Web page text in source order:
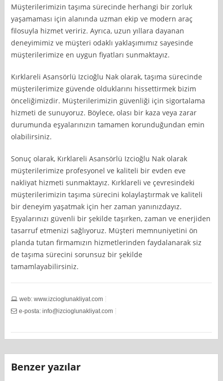
Müşterilerimizin taşıma sürecinde herhangi bir zorluk
yaşamaması için alanında uzman ekip ve modern araç
filosuyla hizmet veririz. Ayrıca, uzun yıllara dayanan
deneyimimiz ve müşteri odaklı yaklaşımımız sayesinde
müşterilerimize en uygun fiyatları sunmaktayız.
Kırklareli Asansörlü Izcioğlu Nak olarak, taşıma sürecinde
müşterilerimize güvende olduklarını hissettirmek bizim
önceliğimizdir. Müşterilerimizin güvenliği için sigortalama
hizmeti de sunuyoruz. Böylece, olası bir kaza veya zarar
durumunda eşyalarınızın tamamen korunduğundan emin
olabilirsiniz.
Sonuç olarak, Kırklareli Asansörlü Izcioğlu Nak olarak
müşterilerimize profesyonel ve kaliteli bir evden eve
nakliyat hizmeti sunmaktayız. Kırklareli ve çevresindeki
müşterilerimizin taşıma sürecini kolaylaştırmak ve kaliteli
bir deneyim yaşatmak için her zaman yanınızdayız.
Eşyalarınızı güvenli bir şekilde taşırken, zaman ve enerjiden
tasarruf etmenizi sağlıyoruz. Müşteri memnuniyetini ön
planda tutan firmamızın hizmetlerinden faydalanarak siz
de taşıma sürecini sorunsuz bir şekilde
tamamlayabilirsiniz.
web: www.izcioglunakliyat.com
e-posta:info@izcioglunakliyat.com
Benzer yazılar